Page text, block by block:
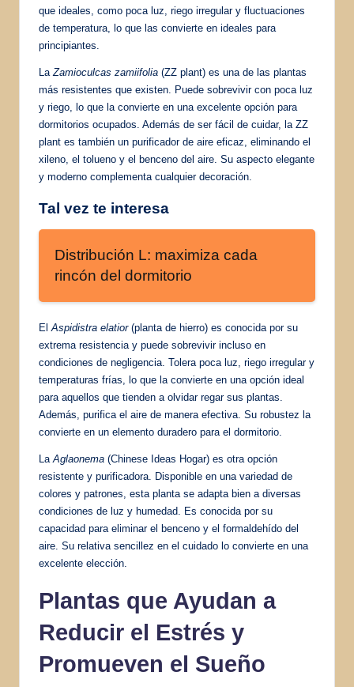
que ideales, como poca luz, riego irregular y fluctuaciones
de temperatura, lo que las convierte en ideales para
principiantes.
La Zamioculcas zamiifolia (ZZ plant) es una de las plantas
más resistentes que existen. Puede sobrevivir con poca luz
y riego, lo que la convierte en una excelente opción para
dormitorios ocupados. Además de ser fácil de cuidar, la ZZ
plant es también un purificador de aire eficaz, eliminando el
xileno, el tolueno y el benceno del aire. Su aspecto elegante
y moderno complementa cualquier decoración.
Tal vez te interesa
Distribución L: maximiza cada
rincón del dormitorio
El Aspidistra elatior(planta de hierro) es conocida por su
extrema resistencia y puede sobrevivir incluso en
condiciones de negligencia. Tolera poca luz, riego irregular y
temperaturas frías, lo que la convierte en una opción ideal
para aquellos que tienden a olvidar regar sus plantas.
Además, purifica el aire de manera efectiva. Su robustez la
convierte en un elemento duradero para el dormitorio.
La Aglaonema (Chinese Ideas Hogar) es otra opción
resistente y purificadora. Disponible en una variedad de
colores y patrones, esta planta se adapta bien a diversas
condiciones de luz y humedad. Es conocida por su
capacidad para eliminar el benceno y el formaldehído del
aire. Su relativa sencillez en el cuidado lo convierte en una
excelente elección.
Plantas que Ayudan a
Reducir el Estrés y
Promueven el Sueño